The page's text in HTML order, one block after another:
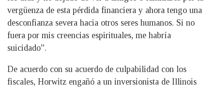
vergüenza de esta pérdida financiera y ahora tengo una
desconfianza severa hacia otros seres humanos. Si no
fuera por mis creencias espirituales, me habría
suicidado”.
De acuerdo con su acuerdo de culpabilidad con los
fiscales, Horwitz engañó a un inversionista de Illinois